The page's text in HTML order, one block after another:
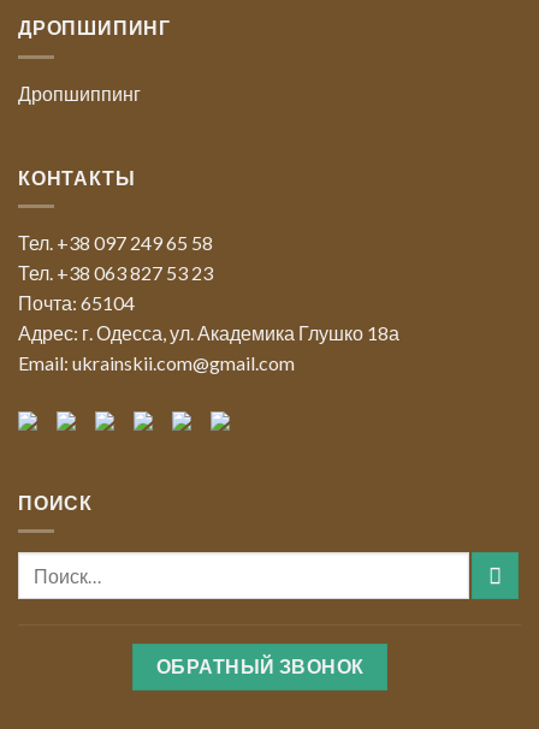
ДРОПШИПИНГ
Дропшиппинг
КОНТАКТЫ
Тел. +38 097 249 65 58
Тел. +38 063 827 53 23
Почта: 65104
Адрес: г. Одесса, ул. Академика Глушко 18а
Email: ukrainskii.com@gmail.com
ПОИСК
ОБРАТНЫЙ ЗВОНОК